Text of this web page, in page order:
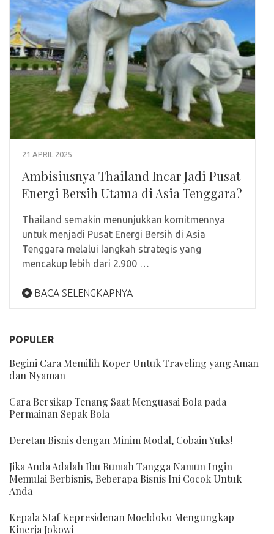
21 APRIL 2025
Ambisiusnya Thailand Incar Jadi Pusat
Energi Bersih Utama di Asia Tenggara?
Thailand semakin menunjukkan komitmennya
untuk menjadi Pusat Energi Bersih di Asia
Tenggara melalui langkah strategis yang
mencakup lebih dari 2.900 …
BACA SELENGKAPNYA
POPULER
Begini Cara Memilih Koper Untuk Traveling yang Aman
dan Nyaman
Cara Bersikap Tenang Saat Menguasai Bola pada
Permainan Sepak Bola
Deretan Bisnis dengan Minim Modal, Cobain Yuks!
Jika Anda Adalah Ibu Rumah Tangga Namun Ingin
Memulai Berbisnis, Beberapa Bisnis Ini Cocok Untuk
Anda
Kepala Staf Kepresidenan Moeldoko Mengungkap
Kinerja Jokowi